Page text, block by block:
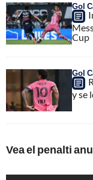
Gol
Cup
Gol
y se
Vea el penalti